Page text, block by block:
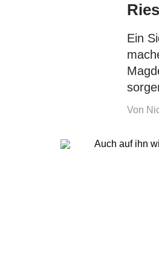
Ein
Von